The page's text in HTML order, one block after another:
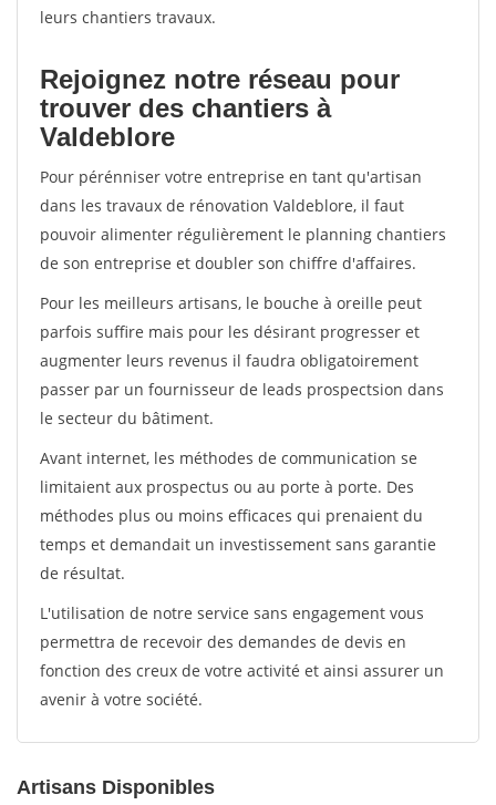
leurs chantiers travaux.
Rejoignez notre réseau pour
trouver des chantiers à
Valdeblore
Pour pérénniser votre entreprise en tant qu'artisan
dans les travaux de rénovation Valdeblore, il faut
pouvoir alimenter régulièrement le planning chantiers
de son entreprise et doubler son chiffre d'affaires.
Pour les meilleurs artisans, le bouche à oreille peut
parfois suffire mais pour les désirant progresser et
augmenter leurs revenus il faudra obligatoirement
passer par un fournisseur de leads prospectsion dans
le secteur du bâtiment.
Avant internet, les méthodes de communication se
limitaient aux prospectus ou au porte à porte. Des
méthodes plus ou moins efficaces qui prenaient du
temps et demandait un investissement sans garantie
de résultat.
L'utilisation de notre service sans engagement vous
permettra de recevoir des demandes de devis en
fonction des creux de votre activité et ainsi assurer un
avenir à votre société.
Artisans Disponibles